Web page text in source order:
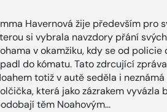
Havernová žije především pro
si vybrala navzdory přání
v okamžiku, kdy se od
do kómatu. Tato zdrcující
totiž v autě seděla i
která jako zázrakem vyvázla
těm Noahovým…